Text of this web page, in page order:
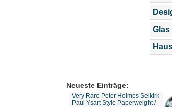
Glas
Neueste Einträge:
Very Rare Peter Holmes Selkirk
Paul Ysart Style Paperweight /